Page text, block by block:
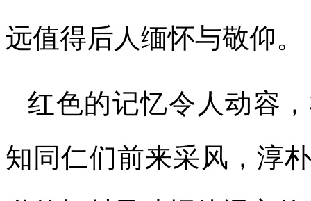
远值得后人缅怀与敬仰。
红色的记忆令人动容
知同仁们前来采风，淳